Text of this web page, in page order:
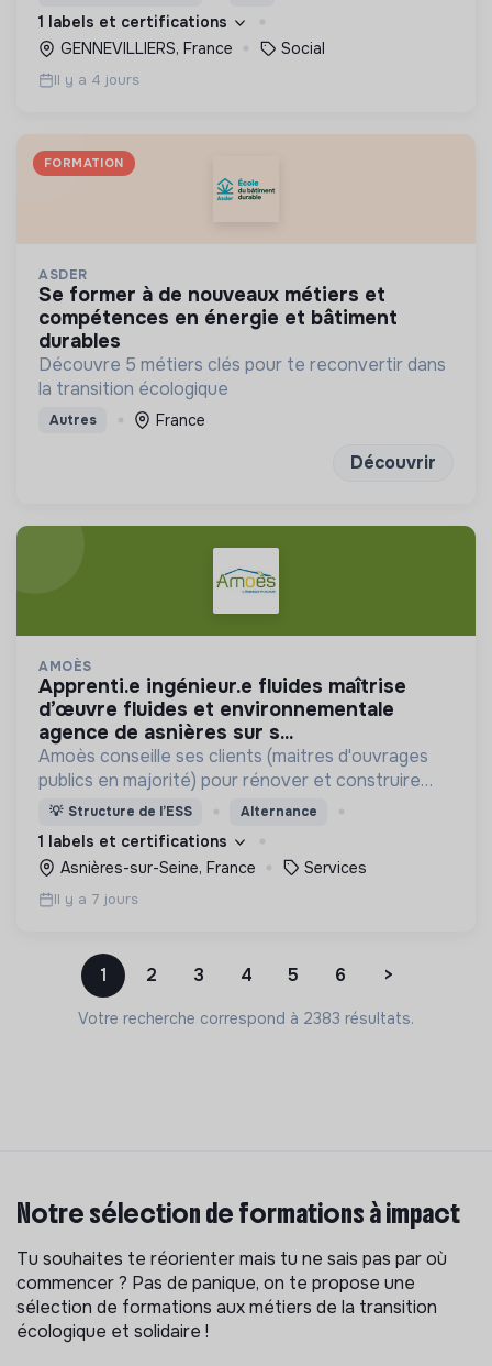
d’engagement innovants et adaptés à tous.
1 labels et certifications
GENNEVILLIERS, France
Social
Il y a 4 jours
FORMATION
ASDER
se former à de nouveaux métiers et
compétences en énergie et bâtiment
durables
Découvre 5 métiers clés pour te reconvertir dans
la transition écologique
Autres France
Découvrir
AMOÈS
apprenti.e ingénieur.e fluides maîtrise
d’œuvre fluides et environnementale
agence de asnières sur s...
Amoès conseille ses clients (maitres d'ouvrages
publics en majorité) pour rénover et construire
des bâtiments à très faibles consommations
énergétiques et émissions de gaz à effet de
serre.
💡 Structure de l’ESS Alternance
1 labels et certifications
Asnières-sur-Seine, France
Services
Il y a 7 jours
1 2 3 4 5 6 >
Votre recherche correspond à 2383 résultats.
Notre sélection de formations à impact
Tu souhaites te réorienter mais tu ne sais pas par où
commencer ? Pas de panique, on te propose une
sélection de formations aux métiers de la transition
écologique et solidaire !